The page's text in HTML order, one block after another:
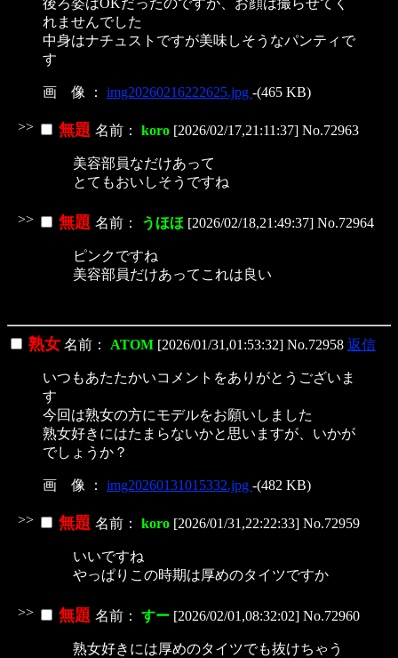
後ろ姿はOKだったのですが、お顔は撮らせてく
れませんでした
中身はナチュストですが美味しそうなパンティで
す
画 像 ： img20260216222625.jpg -(465 KB)
>> 無題 名前： koro [2026/02/17,21:11:37] No.72963
美容部員なだけあって
とてもおいしそうですね
>> 無題 名前： うほほ [2026/02/18,21:49:37] No.72964
ピンクですね
美容部員だけあってこれは良い
熟女 名前： ATOM [2026/01/31,01:53:32] No.72958 返信
いつもあたたかいコメントをありがとうございま
す
今回は熟女の方にモデルをお願いしました
熟女好きにはたまらないかと思いますが、いかが
でしょうか？
画 像 ： img20260131015332.jpg -(482 KB)
>> 無題 名前： koro [2026/01/31,22:22:33] No.72959
いいですね
やっぱりこの時期は厚めのタイツですか
>> 無題 名前： すー [2026/02/01,08:32:02] No.72960
熟女好きには厚めのタイツでも抜けちゃう